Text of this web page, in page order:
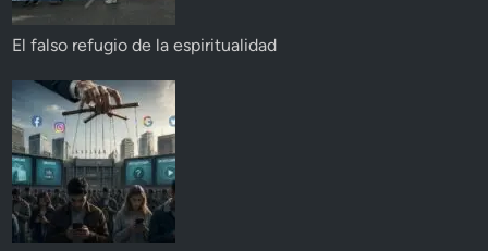
El falso refugio de la espiritualidad